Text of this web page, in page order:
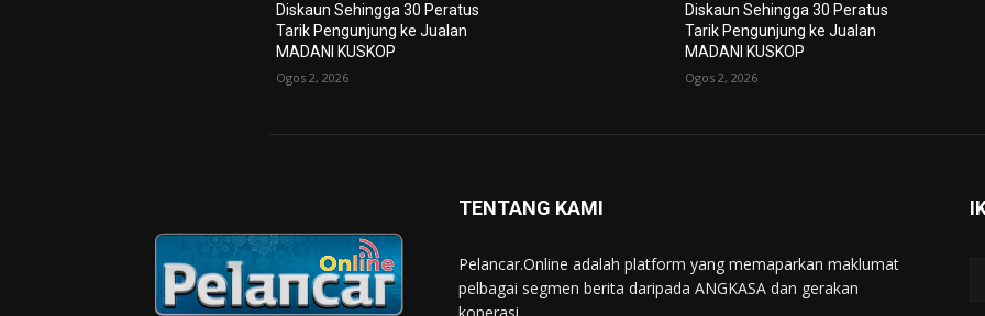
Diskaun Sehingga 30 Peratus
Tarik Pengunjung ke Jualan
MADANI KUSKOP
Ogos 2, 2026
Diskaun Sehingga 30 Peratus
Tarik Pengunjung ke Jualan
MADANI KUSKOP
Ogos 2, 2026
TENTANG KAMI
Pelancar.Online adalah platform yang memaparkan maklumat
pelbagai segmen berita daripada ANGKASA dan gerakan